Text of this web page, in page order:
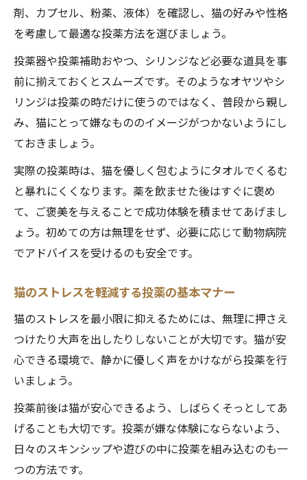
剤、カプセル、粉薬、液体）を確認し、猫の好みや性格
を考慮して最適な投薬方法を選びましょう。
投薬器や投薬補助おやつ、シリンジなど必要な道具を事
前に揃えておくとスムーズです。そのようなオヤツやシ
リンジは投薬の時だけに使うのではなく、普段から親し
み、猫にとって嫌なもののイメージがつかないようにし
ておきましょう。
実際の投薬時は、猫を優しく包むようにタオルでくるむ
と暴れにくくなります。薬を飲ませた後はすぐに褒め
て、ご褒美を与えることで成功体験を積ませてあげまし
ょう。初めての方は無理をせず、必要に応じて動物病院
でアドバイスを受けるのも安全です。
猫のストレスを軽減する投薬の基本マナー
猫のストレスを最小限に抑えるためには、無理に押さえ
つけたり大声を出したりしないことが大切です。猫が安
心できる環境で、静かに優しく声をかけながら投薬を行
いましょう。
投薬前後は猫が安心できるよう、しばらくそっとしてあ
げることも大切です。投薬が嫌な体験にならないよう、
日々のスキンシップや遊びの中に投薬を組み込むのも一
つの方法です。